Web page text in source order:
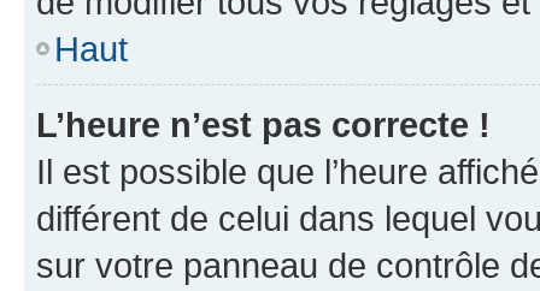
Haut
L’heure n’est pas correcte !
Il est possible que l’heure
différent de celui dans lequel
sur votre panneau de contrôle